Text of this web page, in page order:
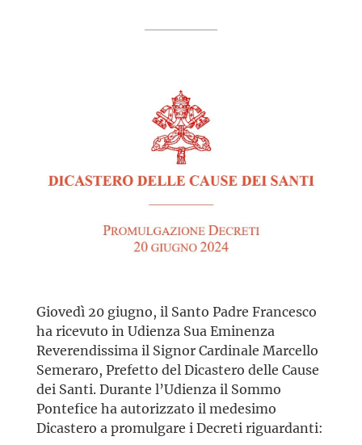
Giovedì 20 giugno, il Santo Padre Francesco
ha ricevuto in Udienza Sua Eminenza
Reverendissima il Signor Cardinale Marcello
Semeraro, Prefetto del Dicastero delle Cause
dei Santi. Durante l’Udienza il Sommo
Pontefice ha autorizzato il medesimo
Dicastero a promulgare i Decreti riguardanti: